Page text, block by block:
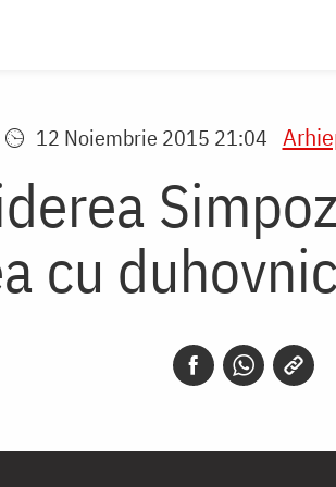
12 Noiembrie 2015 21:04
cu